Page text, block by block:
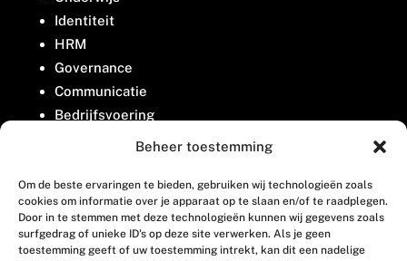
Beheer toestemming
Om de beste ervaringen te bieden, gebruiken wij technologieën zoals
cookies om informatie over je apparaat op te slaan en/of te raadplegen.
Door in te stemmen met deze technologieën kunnen wij gegevens zoals
surfgedrag of unieke ID's op deze site verwerken. Als je geen
toestemming geeft of uw toestemming intrekt, kan dit een nadelige
Identiteit
HRM
Governance
Communicatie
Bedrijfsvoering
Belangenbehartiging
Contact
Houttuinlaan 8